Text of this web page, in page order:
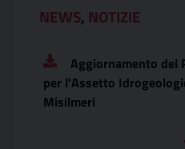
NEWS, NOTIZIE
Aggiornamento del
per l'Assetto
Misilmeri